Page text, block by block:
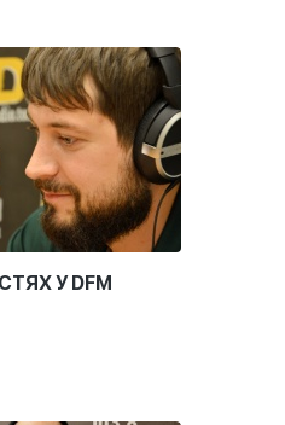
У DFM